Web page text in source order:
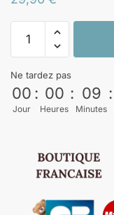
Ne tardez pas
00
Jour
: 00
Heures
: 09
Minutes
: